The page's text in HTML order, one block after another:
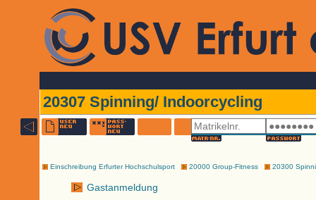
20307 Spinning/ Indoorcycling
Einschreibung Erfurter Hochschulsport 20000 Group-Fitness 20300
Gastanmeldung